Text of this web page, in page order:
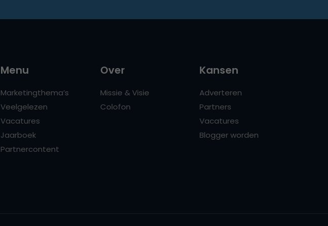
Menu
Marketingthema’s
Veelgelezen
Vacatures
Jaarboek
Partnercontent
Over
Missie & Visie
Colofon
Kansen
Adverteren
Partners
Vacatures
Blogger worden